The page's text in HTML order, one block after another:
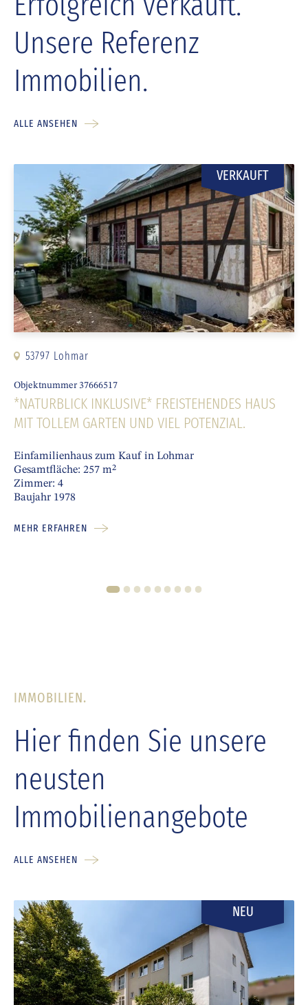
Unsere Referenz
Immobilien.
ALLE ANSEHEN
VERKAUFT
53797 Lohmar
Objektnummer 37666517
*NATURBLICK INKLUSIVE* FREISTEHENDES HAUS
MIT TOLLEM GARTEN UND VIEL POTENZIAL.
Einfamilienhaus zum Kauf in Lohmar
Gesamtfläche: 257 m²
Zimmer: 4
Baujahr 1978
MEHR ERFAHREN
1 2 3 4 5 6 7 8 9
IMMOBILIEN.
Hier finden Sie unsere
neusten
Immobilienangebote
ALLE ANSEHEN
NEU